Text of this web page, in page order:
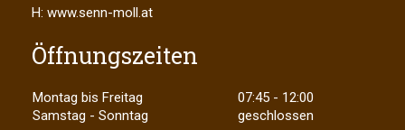
H: www.senn-moll.at
Öffnungszeiten
Montag bis Freitag
07:45 - 12:00
Samstag - Sonntag
geschlossen